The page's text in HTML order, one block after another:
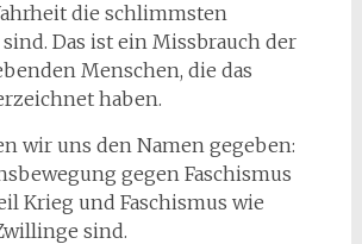
die schlimmsten
Das ist ein Missbrauch der
Menschen, die das
haben.
wir uns den Namen gegeben:
gegen Faschismus
Krieg und Faschismus wie
sind.